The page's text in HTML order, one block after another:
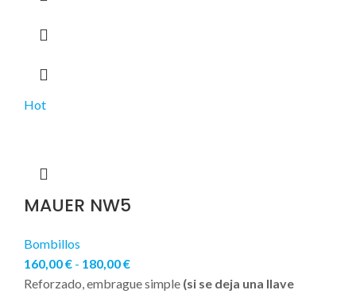
Hot
MAUER NW5
Bombillos
160,00€ - 180,00€
Reforzado, embrague simple (si se deja una llave